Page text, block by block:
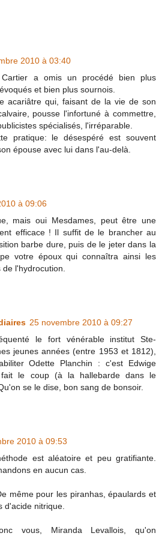
2010 à 03:40
a omis un procédé bien plus
et bien plus sournois.
acariâtre qui, faisant de la vie de son
pousse l'infortuné à commettre,
spécialisés, l'irréparable.
pratique: le désespéré est souvent
épouse avec lui dans l'au-delà.
à 09:06
mais oui Mesdames, peut être une
efficace ! Il suffit de le brancher au
barbe dure, puis de le jeter dans la
votre époux qui connaîtra ainsi les
l'hydrocution.
25 novembre 2010 à 09:27
le fort vénérable institut Ste-
jeunes années (entre 1953 et 1812),
Odette Planchin : c'est Edwige
le coup (à la hallebarde dans le
se le dise, bon sang de bonsoir.
2010 à 09:53
est aléatoire et peu gratifiante.
en aucun cas.
même pour les piranhas, épaulards et
d'acide nitrique.
vous, Miranda Levallois, qu'on